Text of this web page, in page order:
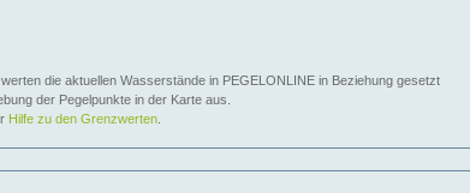
die aktuellen Wasserstände in PEGELONLINE in Beziehung gesetzt
der Pegelpunkte in der Karte aus.
Hilfe zu den Grenzwerten